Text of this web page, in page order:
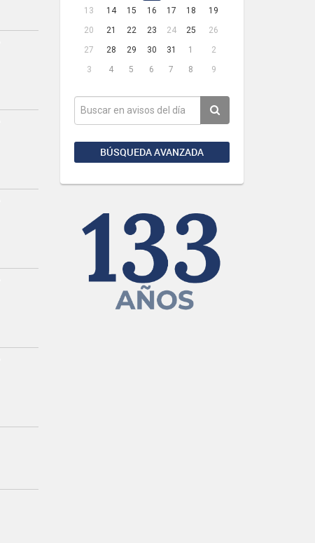
13
14 15 16 17 18
19
20
21 22 23 24 25
26
27
28 29 30 31 1
2
3
4 5 6 7 8 9
BÚSQUEDA AVANZADA